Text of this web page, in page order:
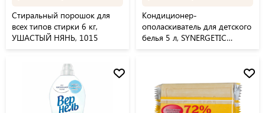
Стиральный порошок для
всех типов стирки 6 кг,
УШАСТЫЙ НЯНЬ, 1015
Кондиционер-
ополаскиватель для детского
белья 5 л, SYNERGETIC